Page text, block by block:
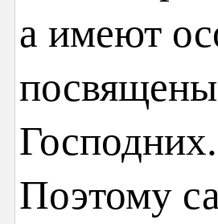
а имеют
Поэтому